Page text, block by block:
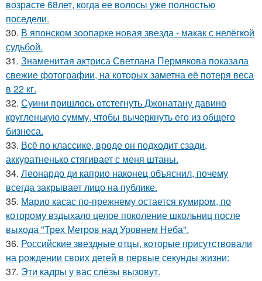
возрасте 68лет, когда ее волосы уже полностью
поседели.
30. В японском зоопарке новая звезда - макак с нелёгкой
судьбой.
31. Знаменитая актриса Светлана Пермякова показала
свежие фотографии, на которых заметна её потеря веса
в 22 кг.
32. Суини пришлось отстегнуть Джонатану давино
кругленькую сумму, чтобы вычеркнуть его из общего
бизнеса.
33. Всё по классике, вроде он подходит сзади,
аккуратненько стягивает с меня штаны.
34. Леонардо ди каприо наконец объяснил, почему
всегда закрывает лицо на публике.
35. Марио касас по-прежнему остается кумиром, по
которому вздыхало целое поколение школьниц после
выхода "Трех Метров над Уровнем Неба".
36. Российские звездные отцы, которые присутствовали
на рождении своих детей в первые секунды жизни:
37. Эти кадры у вас слёзы вызовут.